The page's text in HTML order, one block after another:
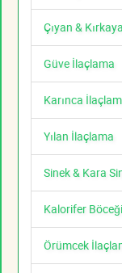
Çıyan &
Güve İlaçlama
Karınca
Yılan İlaçlama
Sinek & Kara
Kalorifer
Örümcek